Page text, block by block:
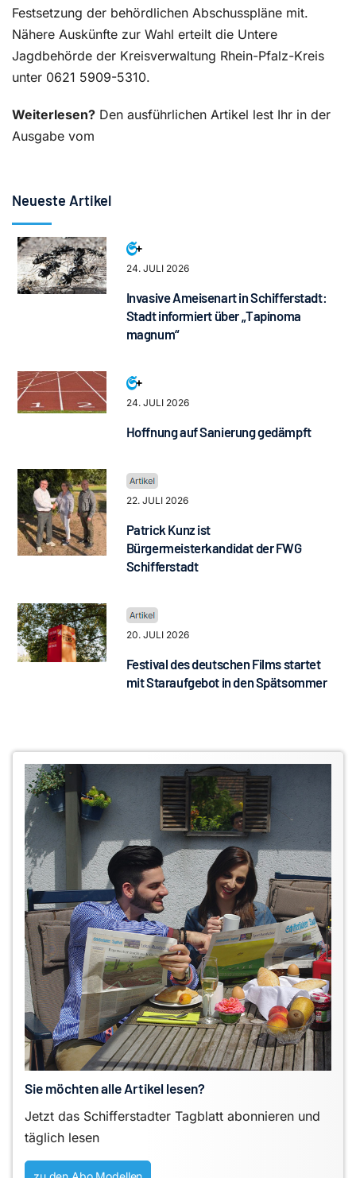
Festsetzung der behördlichen Abschusspläne mit.
Nähere Auskünfte zur Wahl erteilt die Untere
Jagdbehörde der Kreisverwaltung Rhein-Pfalz-Kreis
unter 0621 5909-5310.
Weiterlesen? Den ausführlichen Artikel lest Ihr in der
Ausgabe vom
Neueste Artikel
24. JULI 2026
Invasive Ameisenart in Schifferstadt:
Stadt informiert über „Tapinoma
magnum“
24. JULI 2026
Hoffnung auf Sanierung gedämpft
22. JULI 2026
Patrick Kunz ist
Bürgermeisterkandidat der FWG
Schifferstadt
20. JULI 2026
Festival des deutschen Films startet
mit Staraufgebot in den Spätsommer
Sie möchten alle Artikel lesen?
Jetzt das Schifferstadter Tagblatt abonnieren und
täglich lesen